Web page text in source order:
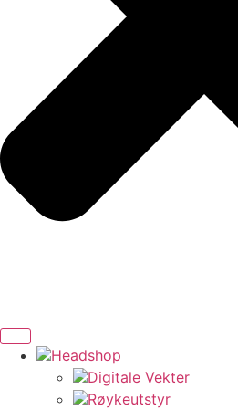
Headshop
Digitale Vekter
Røykeutstyr